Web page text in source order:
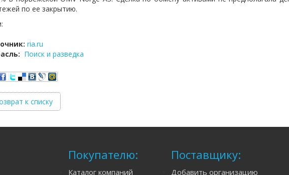
по ее закрытию.
ria.ru
Поиск и разведка
к списку
Покупателю:
Каталог компаний
Поставщику:
Добавить организацию